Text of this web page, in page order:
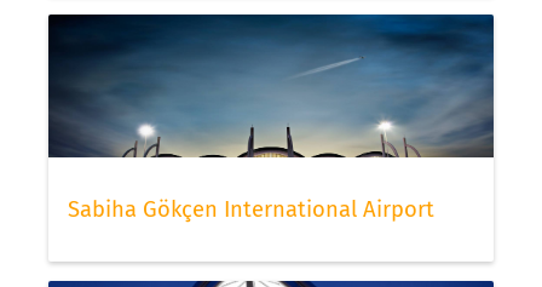
Sabiha Gökçen International Airport